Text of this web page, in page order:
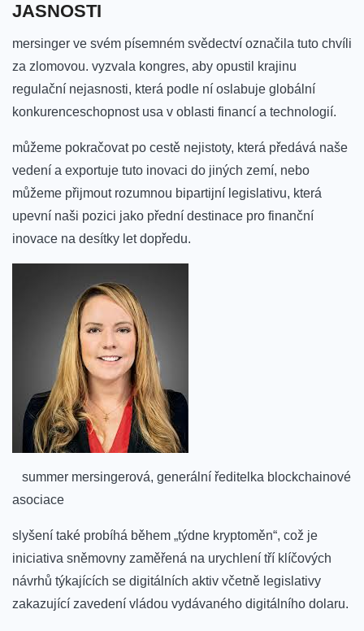
⁤JASNOSTI
mersinger ⁣ve svém písemném⁢ svědectví ⁤označila tuto chvíli
za zlomovou. vyzvala kongres, aby opustil krajinu
‌regulační nejasnosti, ​která podle ní oslabuje‌ globální
konkurenceschopnost ⁢usa v oblasti financí a‌ technologií.
můžeme pokračovat po⁤ cestě ​nejistoty, která předává naše
vedení a exportuje tuto inovaci ⁢do ‌jiných zemí, nebo
můžeme přijmout rozumnou ⁣bipartijní legislativu, která
upevní naši pozici ‍jako přední ⁣destinace pro finanční
inovace na ⁣desítky let dopředu.
‍ ⁤ ‌ summer mersingerová,​ generální ředitelka ⁤blockchainové
asociace
slyšení také probíhá⁢ během „týdne kryptoměn“,⁣ což ⁤je
iniciativa sněmovny zaměřená ⁢na urychlení tří klíčových
návrhů týkajících se digitálních aktiv včetně legislativy⁣
zakazující⁣ zavedení⁤ vládou vydávaného digitálního ⁤dolaru.